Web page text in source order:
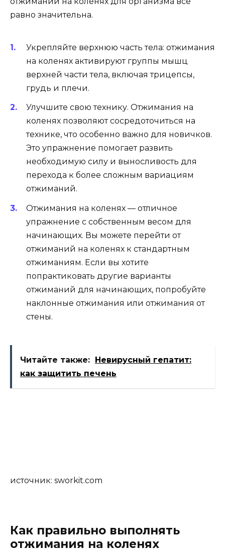
равно значительна.
Укрепляйте верхнюю часть тела: отжимания
на коленях активируют группы мышц
верхней части тела, включая трицепсы,
грудь и плечи.
Улучшите свою технику. Отжимания на
коленях позволяют сосредоточиться на
технике, что особенно важно для новичков.
Это упражнение помогает развить
необходимую силу и выносливость для
перехода к более сложным вариациям
отжиманий.
Отжимания на коленях — отличное
упражнение с собственным весом для
начинающих. Вы можете перейти от
отжиманий на коленях к стандартным
отжиманиям. Если вы хотите
попрактиковать другие варианты
отжиманий для начинающих, попробуйте
наклонные отжимания или отжимания от
стены.
Читайте также: Невирусный гепатит:
как защитить печень
источник: sworkit.com
Как правильно выполнять
отжимания на коленях